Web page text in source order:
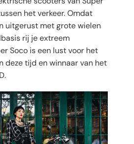
het verkeer. Omdat
uitgerust met grote wielen
rij je extreem
Soco is een lust voor het
deze tijd en winnaar van het